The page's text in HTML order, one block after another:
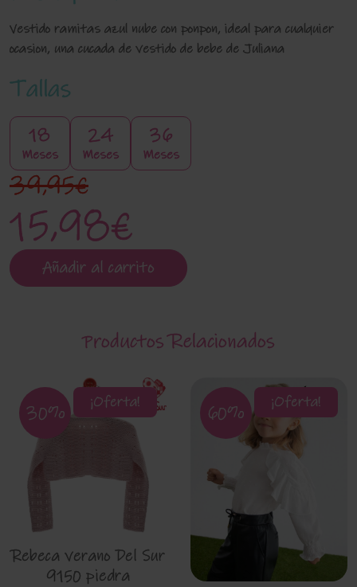
Vestido ramitas azul nube con ponpon, ideal para cualquier
ocasion, una cucada de vestido de bebe de Juliana
Tallas
18
Meses
24
Meses
36
Meses
15,98€
39,95€
Añadir al carrito
Productos Relacionados
¡Oferta!
30%
Rebeca verano Del Sur
9150 piedra
¡Oferta!
60%